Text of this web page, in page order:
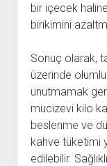
bir içecek
birikimini
Sonuç olarak,
üzerinde
unutmamak
mucizevi kilo
beslenme ve
kahve tüketimi
edilebilir.